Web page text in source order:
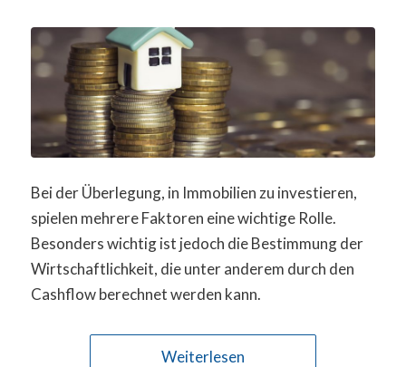
Bei der Überlegung, in Immobilien zu investieren,
spielen mehrere Faktoren eine wichtige Rolle.
Besonders wichtig ist jedoch die Bestimmung der
Wirtschaftlichkeit, die unter anderem durch den
Cashflow berechnet werden kann.
Weiterlesen